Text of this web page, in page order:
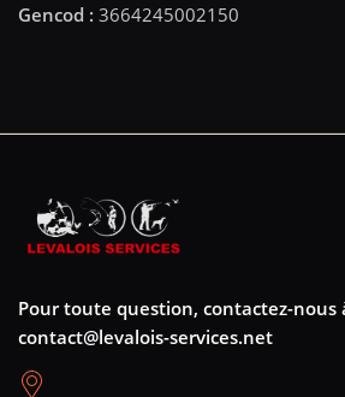
Pour toute question, contactez-nous
contact@levalois-services.net